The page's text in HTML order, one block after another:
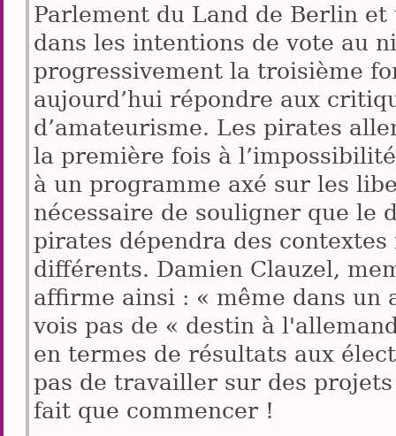
Parlement du Land de Berlin et
dans les intentions de vote au
progressivement la troisième
aujourd’hui répondre aux
d’amateurisme. Les pirates
la première fois à
à un programme axé sur les
nécessaire de souligner que le
pirates dépendra des
différents. Damien Clauzel,
affirme ainsi : « même dans un
vois pas de « destin à
en termes de résultats aux
pas de travailler sur des
fait que commencer !